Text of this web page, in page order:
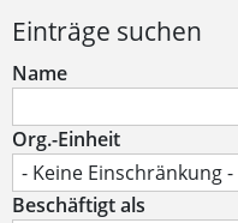
Einträge suchen
Name
Org.-Einheit
Beschäftigt als